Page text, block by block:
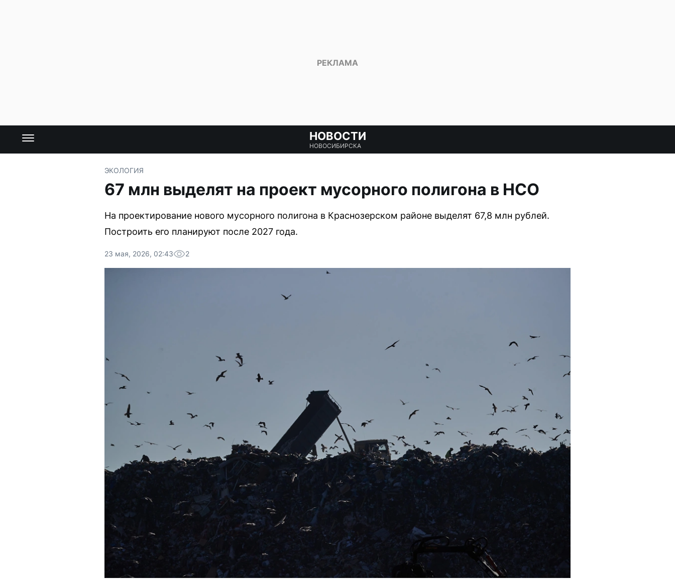
НОВОСТИ
НОВОСИБИРСКА
ЭКОЛОГИЯ
67 млн выделят на проект мусорного полигона в НСО
На проектирование нового мусорного полигона в Краснозерском районе выделят 67,8 млн рублей.
Построить его планируют после 2027 года.
23 мая, 2026, 02:43 2